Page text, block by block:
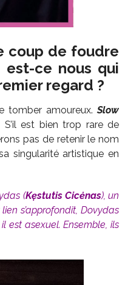
coup de foudre
ce nous qui
regard ?
tomber amoureux.Slow
est bien trop rare de
pas de retenir le nom
singularité artistique en
(Kęstutis Cicėnas), un
s’approfondit, Dovydas
est asexuel. Ensemble, ils